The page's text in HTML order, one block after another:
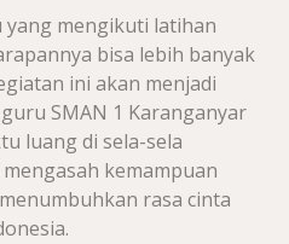
yang mengikuti latihan
bisa lebih banyak
ini akan menjadi
SMAN 1 Karanganyar
luang di sela-sela
kemampuan
rasa cinta